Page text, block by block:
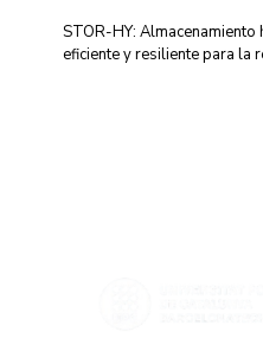
STOR-HY:
eficiente y resiliente para la